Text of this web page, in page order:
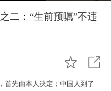
二：“生前预嘱”不违
首先由本人决定；中国人到了